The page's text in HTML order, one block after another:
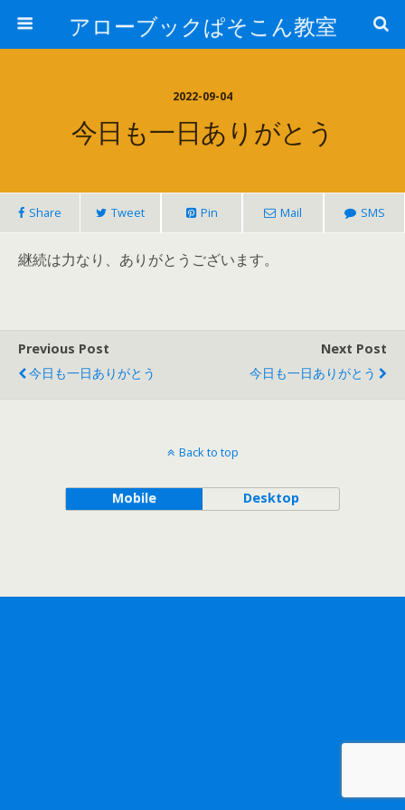
アローブックぱそこん教室
2022-09-04
今日も一日ありがとう
Share Tweet Pin Mail SMS
継続は力なり、ありがとうございます。
Previous Post
今日も一日ありがとう
Next Post
今日も一日ありがとう
Back to top
Mobile Desktop